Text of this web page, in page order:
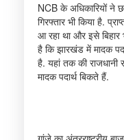
NCB के अधिकारियों ने
गिरफ्तार भी किया है.
आ रहा था और इसे बिहार
है कि झारखंड में मादक
है. यहां तक की राजधानी
मादक पदार्थ बिकते हैं.